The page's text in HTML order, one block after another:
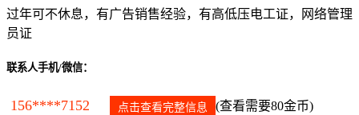
过年可不休息，有广告销售经验，有高低压电工证，网络管理
员证
联系人手机/微信：
156****7152 点击查看完整信息 (查看需要80金币)